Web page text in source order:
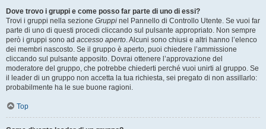
Dove trovo i gruppi e come posso far parte di uno di essi?
Trovi i gruppi nella sezione Gruppi nel Pannello di Controllo Utente. Se vuoi far
parte di uno di questi procedi cliccando sul pulsante appropriato. Non sempre
però i gruppi sono ad accesso aperto. Alcuni sono chiusi e altri hanno l’elenco
dei membri nascosto. Se il gruppo è aperto, puoi chiedere l’ammissione
cliccando sul pulsante apposito. Dovrai ottenere l’approvazione del
moderatore del gruppo, che potrebbe chiederti perché vuoi unirti al gruppo. Se
il leader di un gruppo non accetta la tua richiesta, sei pregato di non assillarlo:
probabilmente ha le sue buone ragioni.
Top